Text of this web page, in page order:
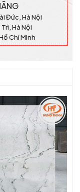
Đức, Hà Nội
Hà Nội
Chí Minh